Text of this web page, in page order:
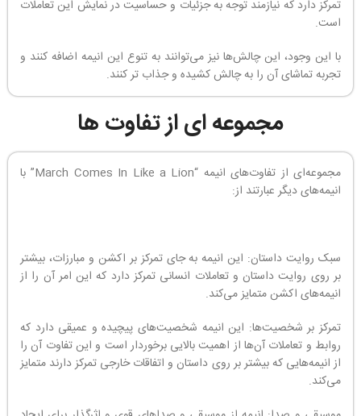
تمرکز دارد که نیازمند توجه به جزئیات و حساسیت در نمایش این تعاملات
است.
با این وجود، این چالش‌ها نیز می‌توانند به تنوع این انیمه اضافه کنند و
تجربه تماشای آن را به چالش کشیده و جذاب تر کنند.
مجموعه ای از تفاوت ها
مجموعه‌ای از تفاوت‌های انیمه “March Comes In Like a Lion” با
انیمه‌های دیگر عبارتند از:
سبک روایت داستان: این انیمه به جای تمرکز بر اکشن و مبارزات، بیشتر
بر روی روایت داستان و تعاملات انسانی تمرکز دارد که این امر آن را از
انیمه‌های اکشن متمایز می‌کند.
تمرکز بر شخصیت‌ها: این انیمه شخصیت‌های پیچیده و عمیقی دارد که
روابط و تعاملات آن‌ها از اهمیت بالایی برخوردار است و این تفاوت آن را
از انیمه‌هایی که بیشتر بر روی داستان و اتفاقات خارجی تمرکز دارند متمایز
می‌کند.